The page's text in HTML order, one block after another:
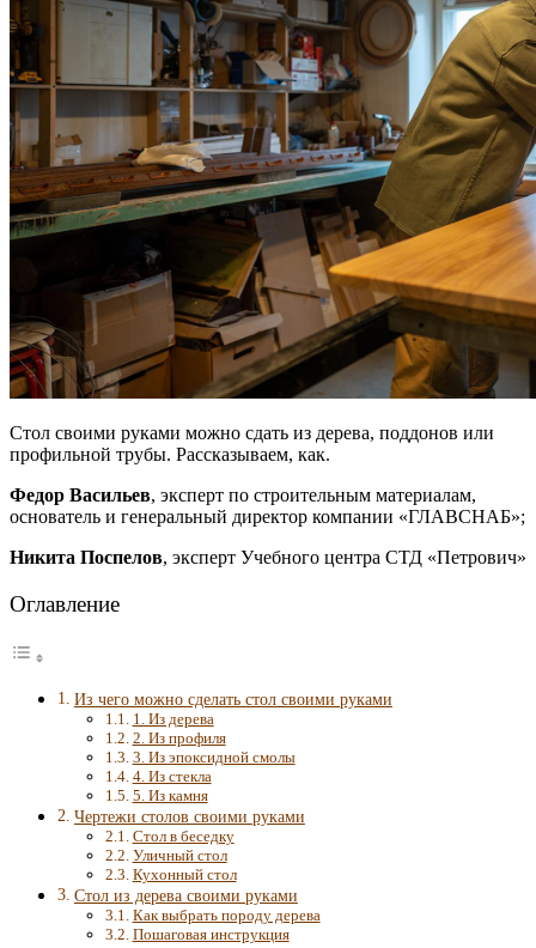
Стол своими руками можно сдать из дерева, поддонов или
профильной трубы. Рассказываем, как.
Федор Васильев, эксперт по строительным материалам,
основатель и генеральный директор компании «ГЛАВСНАБ»;
Никита Поспелов, эксперт Учебного центра СТД «Петрович»
Оглавление
Из чего можно сделать стол своими руками
1. Из дерева
2. Из профиля
3. Из эпоксидной смолы
4. Из стекла
5. Из камня
Чертежи столов своими руками
Стол в беседку
Уличный стол
Кухонный стол
Стол из дерева своими руками
Как выбрать породу дерева
Пошаговая инструкция